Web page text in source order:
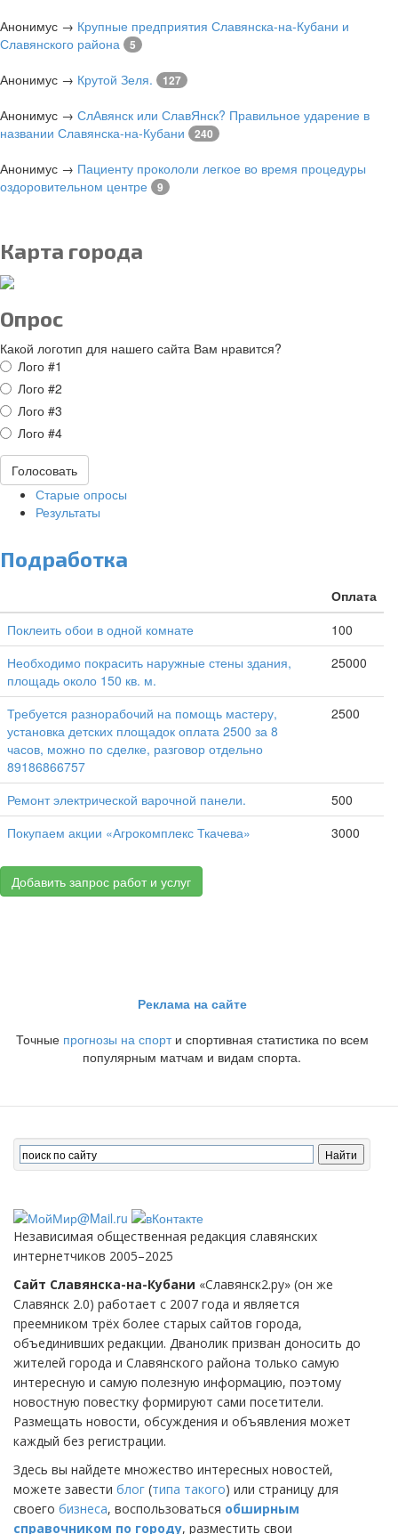
Анонимус → Крупные предприятия Славянска-на-Кубани и
Славянского района
5
Анонимус → Крутой Зеля. 127
Анонимус → СлАвянск или СлавЯнск? Правильное ударение в
названии Славянска-на-Кубани
240
Анонимус → Пациенту прокололи легкое во время процедуры
оздоровительном центре
9
Карта города
Опрос
Какой логотип для нашего сайта Вам нравится?
Варианты
Лого #1
Лого #2
Лого #3
Лого #4
Голосовать
Старые опросы
Результаты
Подработка
Оплата
Поклеить обои в одной комнате
100
Необходимо покрасить наружные стены здания,
площадь около 150 кв. м.
25000
Требуется разнорабочий на помощь мастеру,
установка детских площадок оплата 2500 за 8
часов, можно по сделке, разговор отдельно
89186866757
2500
Ремонт электрической варочной панели.
500
Покупаем акции «Агрокомплекс Ткачева»
3000
Добавить запрос работ и услуг
Реклама на сайте
Точные прогнозы на спорти спортивная статистика по всем
популярным матчам и видам спорта.
Независимая общественная редакция славянских
интернетчиков 2005–2025
Сайт Славянска-на-Кубани «Славянск2.ру» (он же
Славянск 2.0) работает с 2007 года и является
преемником трёх более старых сайтов города,
объединивших редакции. Дванолик призван доносить до
жителей города и Славянского района только самую
интересную и самую полезную информацию, поэтому
новостную повестку формируют сами посетители.
Размещать новости, обсуждения и объявления может
каждый без регистрации.
Здесь вы найдете множество интересных новостей,
можете завести блог (типа такого) или страницу для
своего бизнеса, воспользоваться обширным
справочником по городу, разместить свои